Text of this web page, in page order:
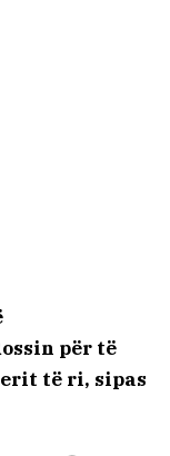
për të
të ri, sipas